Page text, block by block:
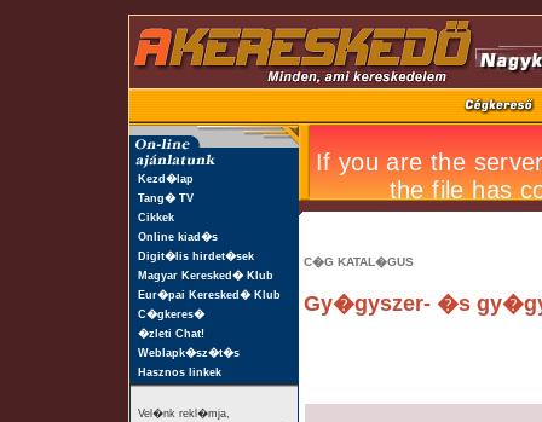
Kezd�lap
Tang� TV
Cikkek
Online kiad�s
Digit�lis hirdet�sek
Magyar Keresked� Klub
Eur�pai Keresked� Klub
C�gkeres�
�zleti Chat!
Weblapk�sz�t�s
Hasznos linkek
Vel�nk rekl�mja,
C�G KATAL�GUS
Gy�gyszer- �s